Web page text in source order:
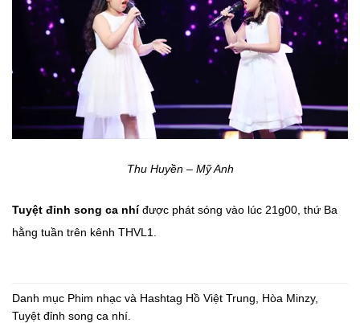
Thu Huyền – Mỹ Anh
Tuyệt đỉnh song ca nhíđược phát sóng vào lúc 21g00, thứ Ba
hằng tuần trên kênh THVL1.
Danh mục Phim nhạc và Hashtag Hồ Việt Trung Hòa Minzy,
Tuyệt đỉnh song ca nhí